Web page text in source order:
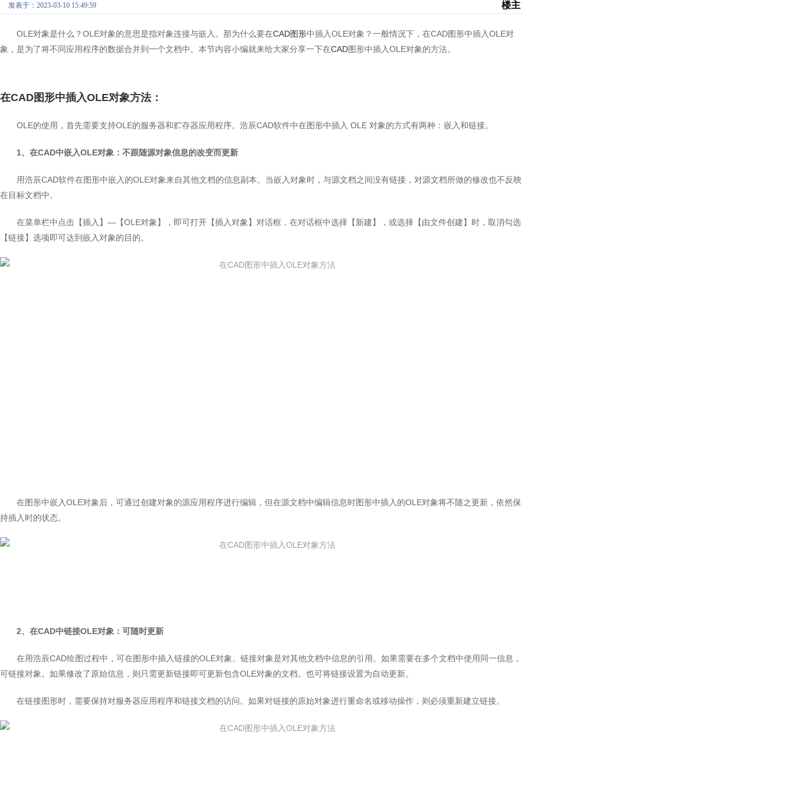
发表于：2023-03-10 15:49:59 楼主
OLE对象是什么？OLE对象的意思是指对象连接与嵌入。那为什么要在CAD图形中插入OLE对象？一般情况下，在CAD图形中插入OLE对
象，是为了将不同应用程序的数据合并到一个文档中。本节内容小编就来给大家分享一下在CAD图形中插入OLE对象的方法。
在CAD图形中插入OLE对象方法：
OLE的使用，首先需要支持OLE的服务器和贮存器应用程序。浩辰CAD软件中在图形中插入 OLE 对象的方式有两种：嵌入和链接。
1、在CAD中嵌入OLE对象：不跟随源对象信息的改变而更新
用浩辰CAD软件在图形中嵌入的OLE对象来自其他文档的信息副本。当嵌入对象时，与源文档之间没有链接，对源文档所做的修改也不反映
在目标文档中。
在菜单栏中点击【插入】—【OLE对象】，即可打开【插入对象】对话框，在对话框中选择【新建】，或选择【由文件创建】时，取消勾选
【链接】选项即可达到嵌入对象的目的。
在图形中嵌入OLE对象后，可通过创建对象的源应用程序进行编辑，但在源文档中编辑信息时图形中插入的OLE对象将不随之更新，依然保
持插入时的状态。
2、在CAD中链接OLE对象：可随时更新
在用浩辰CAD绘图过程中，可在图形中插入链接的OLE对象。链接对象是对其他文档中信息的引用。如果需要在多个文档中使用同一信息，
可链接对象。如果修改了原始信息，则只需更新链接即可更新包含OLE对象的文档。也可将链接设置为自动更新。
在链接图形时，需要保持对服务器应用程序和链接文档的访问。如果对链接的原始对象进行重命名或移动操作，则必须重新建立链接。